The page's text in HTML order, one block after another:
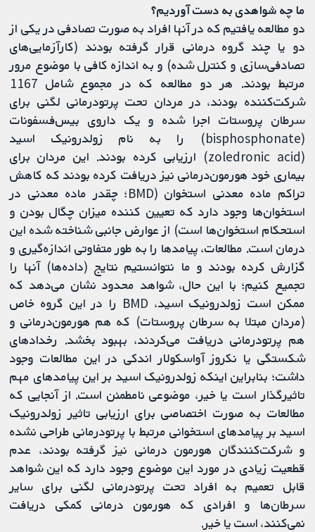
ما چه شواهدی به دست آوردیم؟
دو مطالعه یافتیم که در آنها افراد به صورت تصادفی در یکی از
دو یا چند گروه درمانی قرار گرفته بودند (کارآزمایی‌های
تصادفی‌سازی و کنترل شده) و به اندازه کافی با موضوع مرور
مرتبط بودند. هر دو مطالعه که در مجموع شامل 1167
شرکت‌کننده بودند، در مردان تحت پرتودرمانی لگنی برای
سرطان پروستات اجرا شده و یک داروی بیس‌فسفونات
(bisphosphonate) را به نام زولدرونیک اسید
(zoledronic acid) ارزیابی کرده بودند. این مردان برای
بیماری خود هورمون‌درمانی نیز دریافت کرده بودند که کاهش
تراکم ماده معدنی استخوان (BMD؛ چقدر ماده معدنی در
استخوان‌ها وجود دارد که تعیین کننده میزان چگال بودن و
استحکام استخوان‌ها است) از عوارض جانبی شناخته شده این
درمان است. مطالعات، پیامد‌ها را به طور متفاوتی اندازه‌گیری و
گزارش کرده بودند و ما نتوانستیم نتایج (داده‌ها) آنها را
تجمیع کنیم؛ با این حال، شواهد محدود نشان می‌دهد که
ممکن است زولدرونیک اسید، BMD را در این گروه خاص
(مردان مبتلا به سرطان پروستات) که هم هورمون‌درمانی و
هم پرتو‌درمانی دریافت می‌کردند، بهبود بخشد. رخدادهای
شکستگی یا نکروز آواسکولار اندکی در این مطالعات وجود
داشت؛ بنابراین اینکه زولدرونیک اسید بر این پیامدهای مهم
تاثیرگذار است یا خیر، موضوعی نامطمئن است. از آنجایی که
مطالعات به صورت اختصاصی برای ارزیابی تاثیر زولدرونیک
اسید بر پیامدهای استخوانی مرتبط با پرتودرمانی طراحی نشده
و شرکت‌کنندگان هورمون درمانی نیز گرفته بودند، عدم
قطعیت زیادی در مورد این موضوع وجود دارد که این شواهد
قابل تعمیم به افراد تحت پرتودرمانی لگنی برای سایر
سرطان‌ها و افرادی که هورمون درمانی کمکی دریافت
نمی‌کنند، است یا خیر.